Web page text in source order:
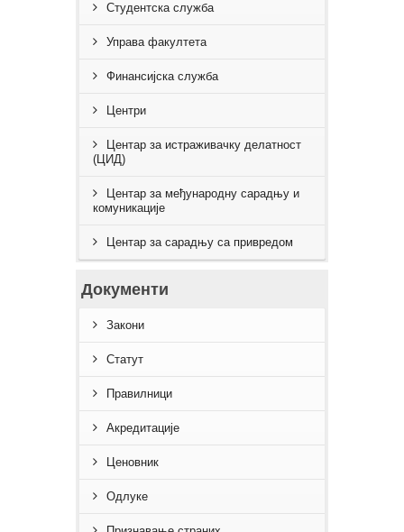
Студентска служба
Управа факултета
Финансијска служба
Центри
Центар за истраживачку делатност
(ЦИД)
Центар за међународну сарадњу и
комуникације
Центар за сарадњу са привредом
Документи
Закони
Статут
Правилници
Акредитације
Ценовник
Одлуке